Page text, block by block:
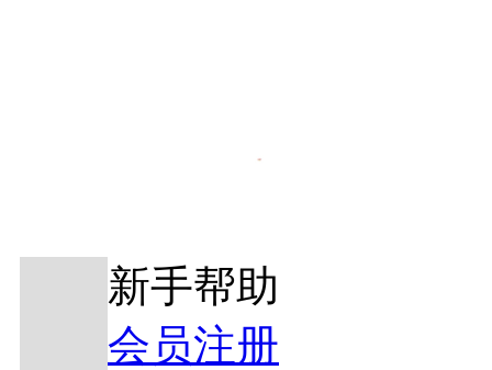
新手帮助
会员注册